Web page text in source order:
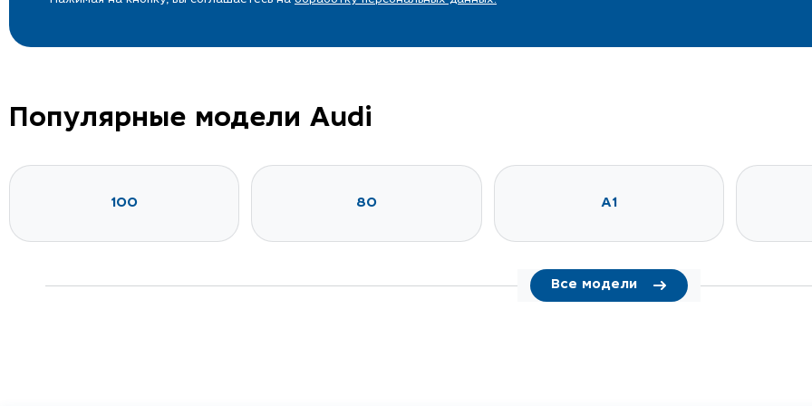
Популярные модели Audi
100 80 A1
Все модели